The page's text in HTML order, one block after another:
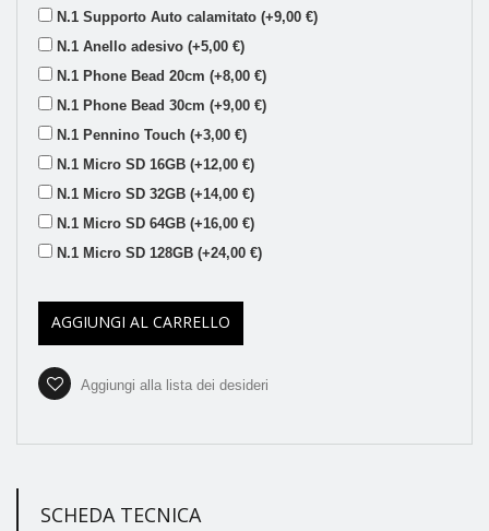
N.1 Supporto Auto calamitato (+9,00 €)
N.1 Anello adesivo (+5,00 €)
N.1 Phone Bead 20cm (+8,00 €)
N.1 Phone Bead 30cm (+9,00 €)
N.1 Pennino Touch (+3,00 €)
N.1 Micro SD 16GB (+12,00 €)
N.1 Micro SD 32GB (+14,00 €)
N.1 Micro SD 64GB (+16,00 €)
N.1 Micro SD 128GB (+24,00 €)
AGGIUNGI AL CARRELLO
Aggiungi alla lista dei desideri
SCHEDA TECNICA